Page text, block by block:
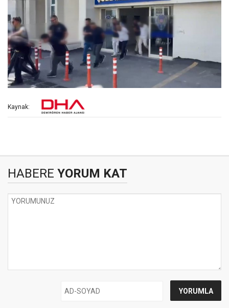
Kaynak:
HABERE YORUM KAT